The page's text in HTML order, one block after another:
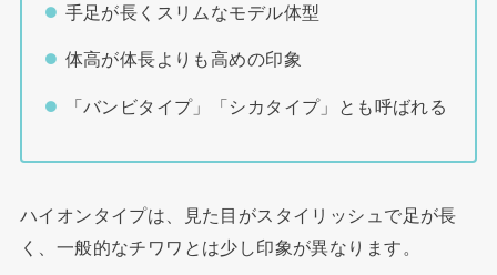
手足が長くスリムなモデル体型
体高が体長よりも高めの印象
「バンビタイプ」「シカタイプ」とも呼ばれる
ハイオンタイプは、見た目がスタイリッシュで足が長
く、一般的なチワワとは少し印象が異なります。